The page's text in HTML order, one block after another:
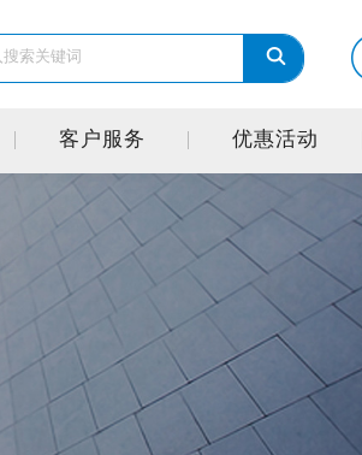
客户服务 优惠活动